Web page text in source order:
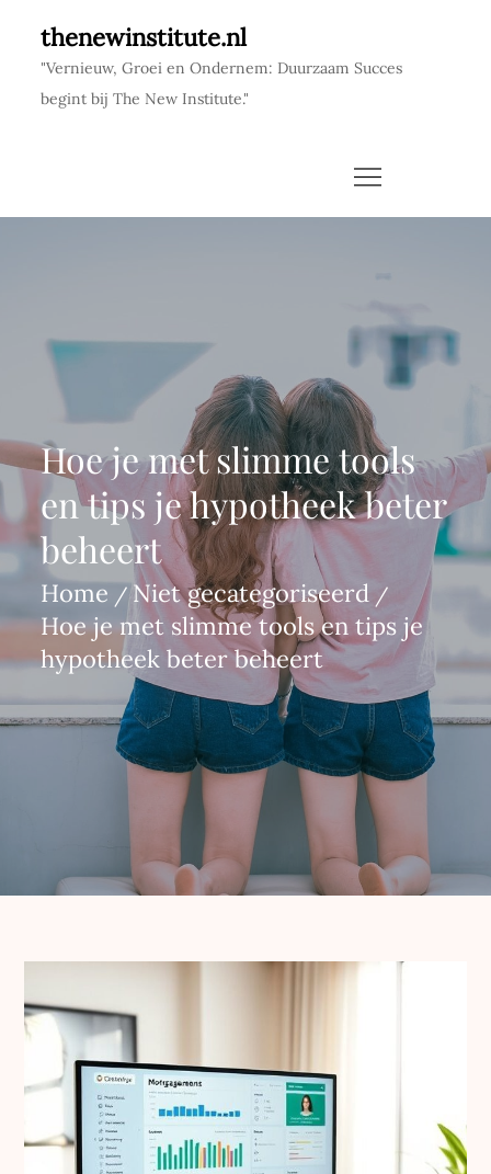
content
thenewinstitute.nl
"Vernieuw, Groei en Ondernem: Duurzaam Succes
begint bij The New Institute."
Hoe je met slimme tools
en tips je hypotheek beter
beheert
Home
Niet gecategoriseerd
Hoe je met slimme tools en tips je
hypotheek beter beheert